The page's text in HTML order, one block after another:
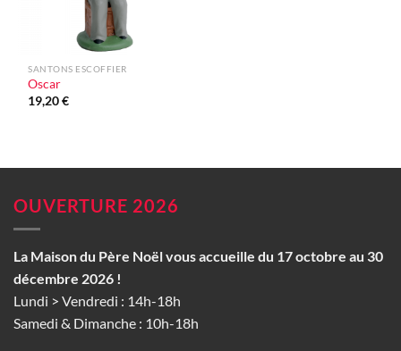
SANTONS ESCOFFIER
Oscar
19,20€
OUVERTURE 2026
La Maison du Père Noël vous accueille du 17 octobre au 30
décembre 2026 !
Lundi > Vendredi : 14h-18h
Samedi & Dimanche : 10h-18h